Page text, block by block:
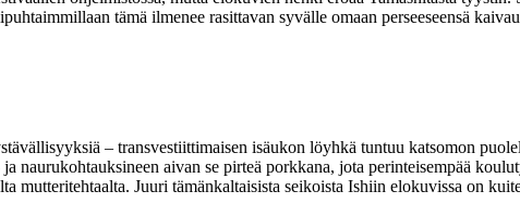
tämä ilmenee rasittavan syvälle omaan perseeseensä
– transvestiittimaisen isäukon löyhkä tuntuu katsomon
naurukohtauksineen aivan se pirteä porkkana, jota perinteisempää
mutteritehtaalta. Juuri tämänkaltaisista seikoista Ishiin elokuvissa on